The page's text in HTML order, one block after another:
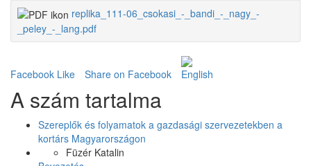
replika_111-06_csokasi_-_bandi_-_nagy_-
_peley_-_lang.pdf
Facebook Like Share on Facebook
A szám tartalma
Szereplők és folyamatok a gazdasági szervezetekben a
kortárs Magyarországon
Füzér Katalin